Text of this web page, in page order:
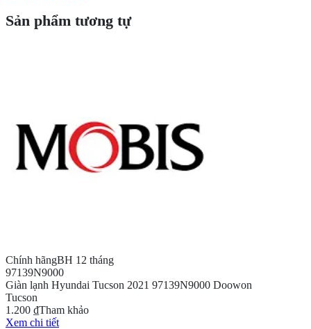
Sản phẩm tương tự
Chính hãngBH 12 tháng
97139N9000
Giàn lạnh Hyundai Tucson 2021 97139N9000 Doowon
Tucson
1.200 ₫Tham khảo
Xem chi tiết